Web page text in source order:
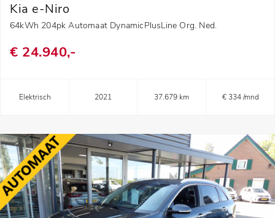
Kia e-Niro
64kWh 204pk Automaat DynamicPlusLine Org. Ned.
€ 24.940,-
Elektrisch 2021 37.679 km € 334 /mnd